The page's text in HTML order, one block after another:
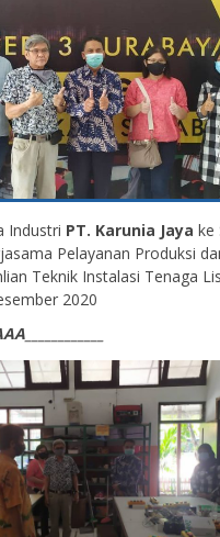
Industri PT. Karunia Jaya ke
Pelayanan Produksi
Teknik Instalasi Tenaga
2020